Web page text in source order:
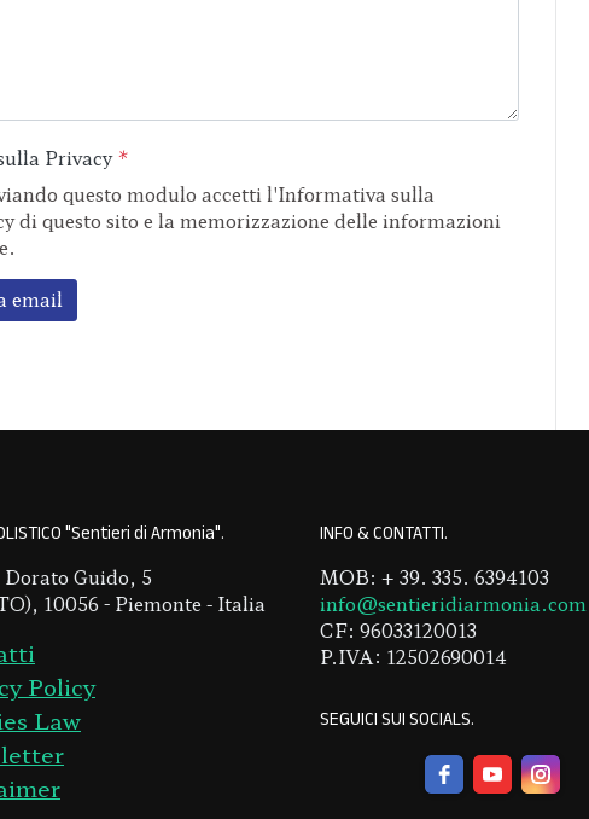
Privacy*
di questo sito e la memorizzazione delle informazioni
email
"Sentieri di Armonia"
Dorato Guido, 5
10056 - Piemonte - Italia
Policy
Law
INFO & CONTATTI
MOB: + 39. 335. 6394103
info@sentieridiarmonia.com
CF: 96033120013
P.IVA: 12502690014
SEGUICI SUI SOCIALS